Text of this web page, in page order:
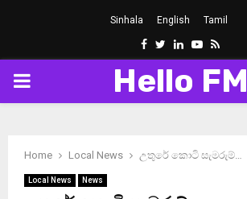
Sinhala English Tamil
Facebook
Twitter
LinkedinYoutube
Rss
PRIMARY
Hello FM
Home Local News උතුරේ කොටි සැමරුම්…
Local News News